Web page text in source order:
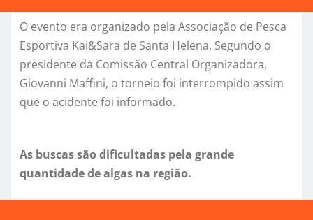
O evento era organizado pela Associação de Pesca
Esportiva Kai&Sara de Santa Helena. Segundo o
presidente da Comissão Central Organizadora,
Giovanni Maffini, o torneio foi interrompido assim
que o acidente foi informado.
As buscas são dificultadas pela grande
quantidade de algas na região.